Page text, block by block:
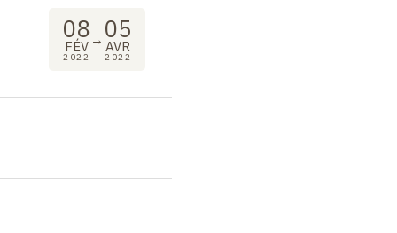
08
FÉV
2022
→ 05
AVR
2022